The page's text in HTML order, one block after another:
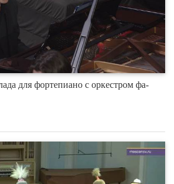
для фортепиано с оркестром фа-